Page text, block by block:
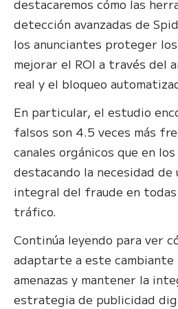
destacaremos cómo las
detección avanzadas de
los anunciantes proteger
mejorar el ROI a través del
real y el bloqueo
En particular, el estudio
falsos son 4.5 veces más
canales orgánicos que en
destacando la necesidad de
integral del fraude en
tráfico.
Continúa leyendo para ver
adaptarte a este cambiante
amenazas y mantener la
estrategia de publicidad